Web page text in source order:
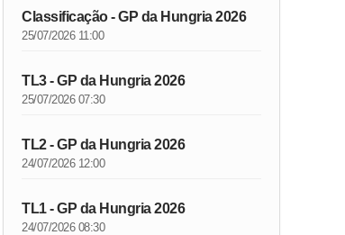
Classificação - GP da Hungria 2026
25/07/2026 11:00
TL3 - GP da Hungria 2026
25/07/2026 07:30
TL2 - GP da Hungria 2026
24/07/2026 12:00
TL1 - GP da Hungria 2026
24/07/2026 08:30